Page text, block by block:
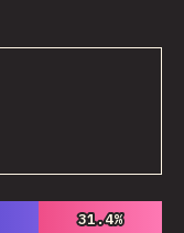
31.4%
31.4%